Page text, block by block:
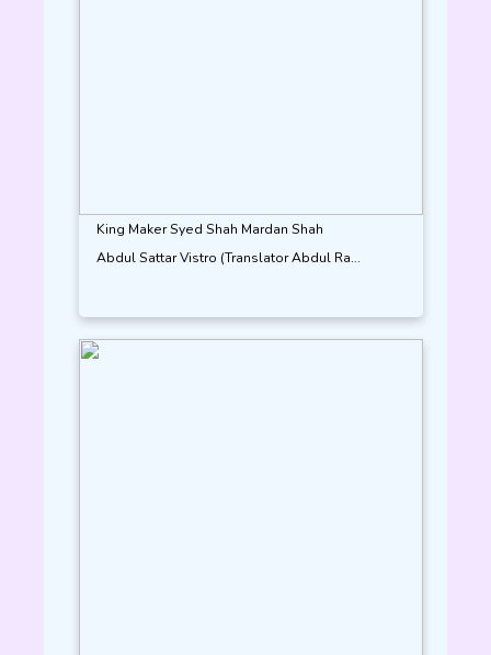
King Maker Syed Shah Mardan Shah
Abdul Sattar Vistro (Translator Abdul Ra...